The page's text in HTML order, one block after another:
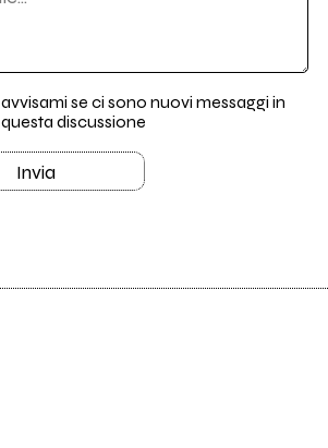
avvisami se ci sono nuovi messaggi in
questa discussione
Invia